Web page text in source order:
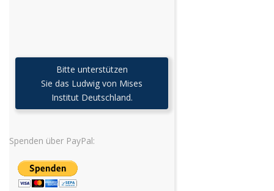
Bitte unterstützen
Sie das Ludwig von Mises
Institut Deutschland.
Spenden über PayPal: